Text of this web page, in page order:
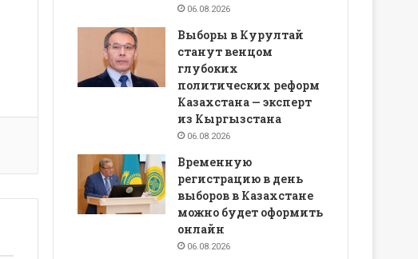
06.08.2026
Выборы в Курултай
станут венцом
глубоких
политических реформ
Казахстана — эксперт
из Кыргызстана
06.08.2026
Временную
регистрацию в день
выборов в Казахстане
можно будет оформить
онлайн
06.08.2026